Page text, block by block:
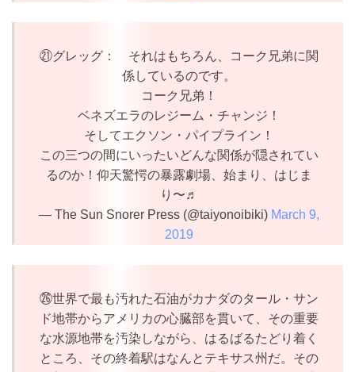
㉑グレッグ： それはもちろん、コーク兄弟に関
係しているのです。
コーク兄弟！
ベネズエラのレジーム・チャンジ！
そしてエクソン・パイプライン！
この三つの間にいったいどんな関係が隠されてい
るのか！仰天驚愕の暴露劇場、始まり、はじま
り〜♬
— The Sun Snorer Press (@taiyonoibiki) March 9,
2019
㉖世界で最も汚れた石油がカナダのタール・サン
ド地帯からアメリカの心臓部を貫いて、その重要
な水源地帯を汚染しながら、はるばるたどり着く
ところ、その終着駅はなんとテキサス州だ。その